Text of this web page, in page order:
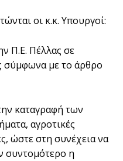
οι κ.κ. Υπουργοί:
Π.Ε. Πέλλας σε
σύμφωνα με το άρθρο
καταγραφή των
αγροτικές
ώστε στη συνέχεια να
συντομότερο η